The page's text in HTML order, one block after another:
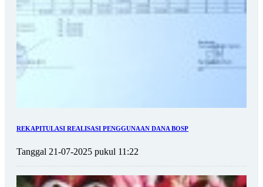
REKAPITULASI REALISASI PENGGUNAAN DANA BOSP
Tanggal 21-07-2025 pukul 11:22